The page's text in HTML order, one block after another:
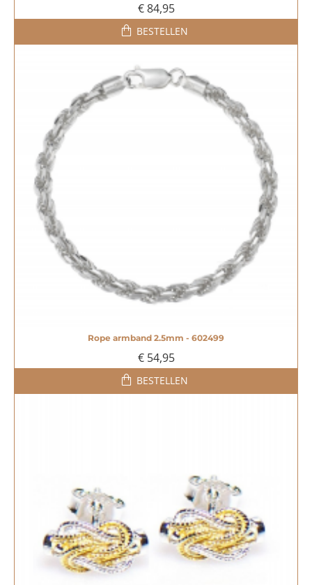
€ 84,95
BESTELLEN
Rope armband 2.5mm - 602499
€ 54,95
BESTELLEN